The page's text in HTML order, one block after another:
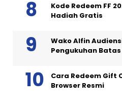
Kode Redeem FF
Hadiah Gratis
Wako Alfin
Pengukuhan
Cara Redeem Gift
Browser Resmi